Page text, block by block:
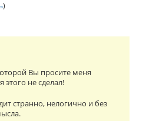
)
Вы просите меня
этого не сделал!
странно, нелогично и без